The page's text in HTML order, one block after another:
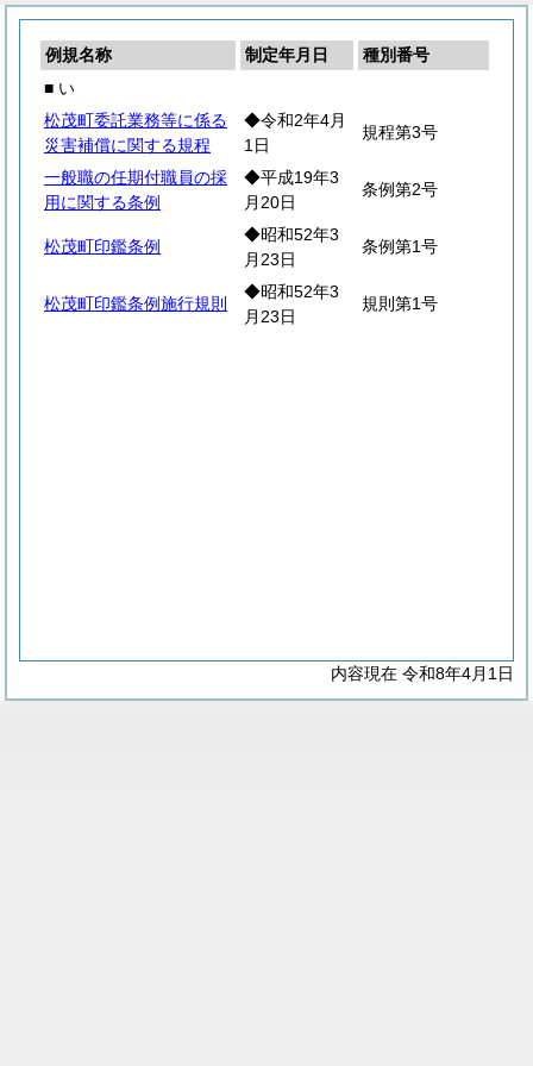
例規名称 制定年月日
種別番号
■ い
松茂町委託業務等に係る
災害補償に関する規程
◆令和2年4月
1日
規程第3号
一般職の任期付職員の採
用に関する条例
◆平成19年3
月20日
条例第2号
松茂町印鑑条例
◆昭和52年3
月23日
条例第1号
松茂町印鑑条例施行規則
◆昭和52年3
月23日
規則第1号
内容現在 令和8年4月1日